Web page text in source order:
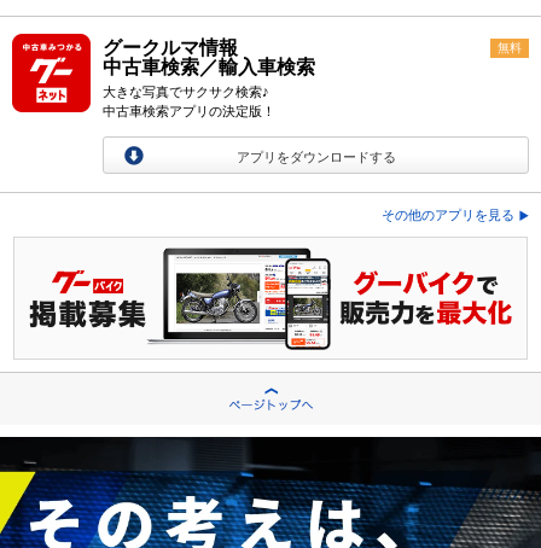
グークルマ情報
中古車検索／輸入車検索
無料
大きな写真でサクサク検索♪
中古車検索アプリの決定版！
アプリをダウンロードする
その他のアプリを見る